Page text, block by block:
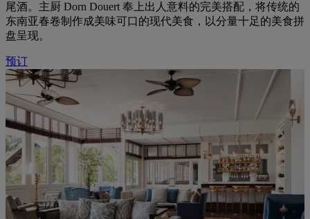
尾酒。主厨 Dorn Douert 奉上出人意料的完美搭配，将传统的
东南亚春卷制作成美味可口的现代美食，以分量十足的美食拼
盘呈现。
预订